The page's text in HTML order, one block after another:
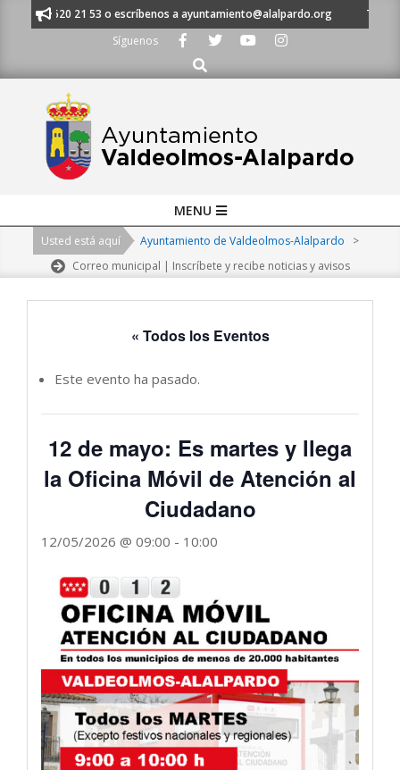
al 91 620 21 53 o escríbenos a ayuntamiento@alalpardo.org
TE
Síguenos
Buscar
Navigation
MENU
Usted está aquí Ayuntamiento de Valdeolmos-Alalpardo
>
Correo municipal | Inscríbete y recibe noticias y avisos
« Todos los Eventos
Este evento ha pasado.
12 de mayo: Es martes y llega
la Oficina Móvil de Atención al
Ciudadano
12/05/2026 @ 09:00 - 10:00